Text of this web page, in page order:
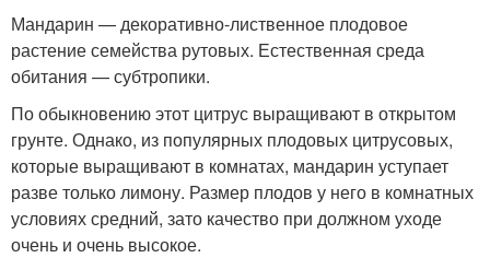
Мандарин — декоративно-лиственное плодовое
растение семейства рутовых. Естественная среда
обитания — субтропики.
По обыкновению этот цитрус выращивают в открытом
грунте. Однако, из популярных плодовых цитрусовых,
которые выращивают в комнатах, мандарин уступает
разве только лимону. Размер плодов у него в комнатных
условиях средний, зато качество при должном уходе
очень и очень высокое.